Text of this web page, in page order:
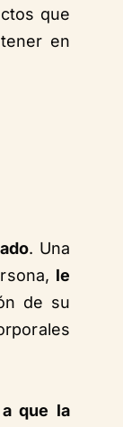
que
en
. Una
le
de su
que la